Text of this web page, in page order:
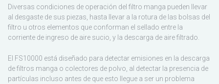
Diversas condiciones de operación del filtro manga pueden llevar
al desgaste de sus piezas, hasta llevar a la rotura de las bolsas del
filtro u otros elementos que conforman el sellado entre la
corriente de ingreso de aire sucio, y la descarga de aire filtrado.
El FS10000 está diseñado para detectar emisiones en la descarga
de filtros manga o colectores de polvo, al detectar la presencia de
partículas incluso antes de que esto llegue a ser un problema